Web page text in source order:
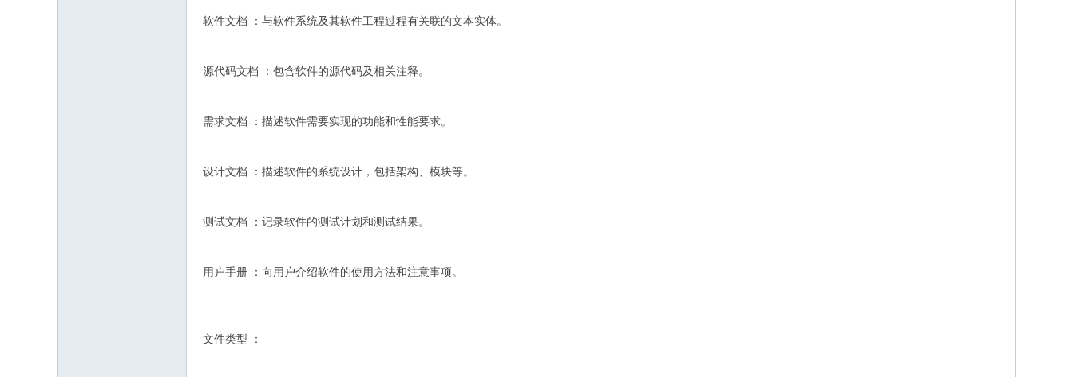
软件文档 ：与软件系统及其软件工程过程有关联的文本实体。
源代码文档 ：包含软件的源代码及相关注释。
需求文档 ：描述软件需要实现的功能和性能要求。
设计文档 ：描述软件的系统设计，包括架构、模块等。
测试文档 ：记录软件的测试计划和测试结果。
用户手册 ：向用户介绍软件的使用方法和注意事项。
文件类型 ：